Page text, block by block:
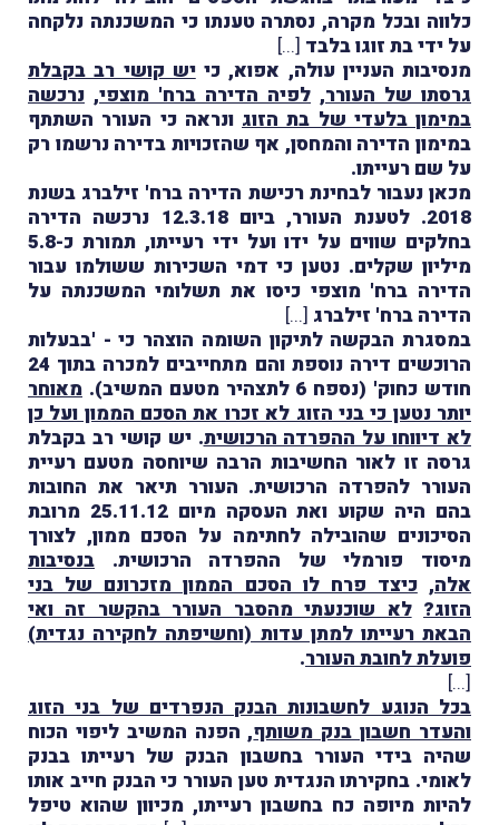
כלווה ובכל מקרה, נסתרה טענתו כי המשכנתה נלקחה
על ידי בת זוגו בלבד [...]
מנסיבות העניין עולה, אפוא, כייש קושי רב בקבלת
גרסתו של העורר, לפיה הדירה ברח' מוצפי, נרכשה
במימון בלעדי של בת הזוג ונראה כי העורר השתתף
במימון הדירה והמחסן, אף שהזכויות בדירה נרשמו רק
על שם רעייתו.
מכאן נעבור לבחינת רכישת הדירה ברח' זילברג בשנת
2018. לטענת העורר, ביום 12.3.18 נרכשה הדירה
בחלקים שווים על ידו ועל ידי רעייתו, תמורת כ-5.8
מיליון שקלים. נטען כי דמי השכירות ששולמו עבור
הדירה ברח' מוצפי כיסו את תשלומי המשכנתה על
הדירה ברח' זילברג [...]
במסגרת הבקשה לתיקון השומה הוצהר כי - 'בבעלות
הרוכשים דירה נוספת והם מתחייבים למכרה בתוך 24
חודש כחוק' (נספח 6 לתצהיר מטעם המשיב).
מאוחר
יותר נטען כי בני הזוג לא זכרו את הסכם הממון ועל כן
לא דיווחו על ההפרדה הרכושית. יש קושי רב בקבלת
גרסה זו לאור החשיבות הרבה שיוחסה מטעם רעיית
העורר להפרדה הרכושית. העורר תיאר את החובות
בהם היה שקוע ואת העסקה מיום 25.11.12 מרובת
הסיכונים שהובילה לחתימה על הסכם ממון, לצורך
מיסוד פורמלי של ההפרדה הרכושית. בנסיבות
אלה,כיצד פרח לו הסכם הממון מזכרונם של בני
הזוג? לא שוכנעתי מהסבר העורר בהקשר זה ואי
הבאת רעייתו למתן עדות (וחשיפתה לחקירה נגדית)
פועלת לחובת העורר.
[...]
בכל הנוגע לחשבונות הבנק הנפרדים של בני הזוג
והעדר חשבון בנק משותף, הפנה המשיב ליפוי הכוח
שהיה בידי העורר בחשבון הבנק של רעייתו בבנק
לאומי. בחקירתו הנגדית טען העורר כי הבנק חייב אותו
להיות מיופה כח בחשבון רעייתו, מכיוון שהוא טיפל